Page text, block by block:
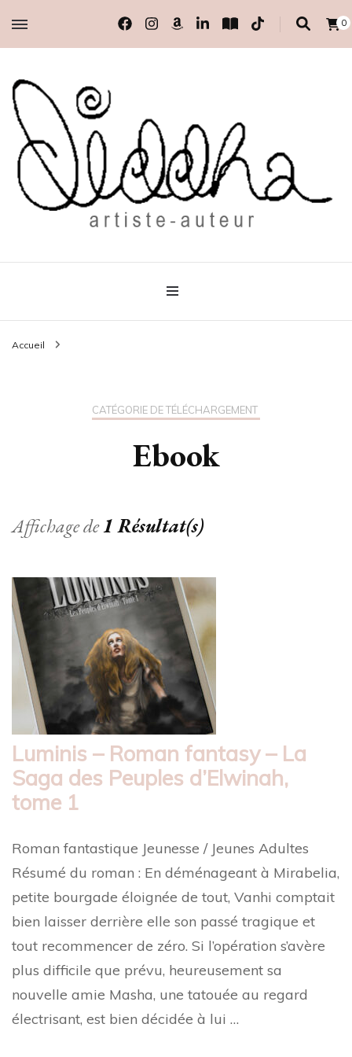
0
Diddha
Accueil
CATÉGORIE DE TÉLÉCHARGEMENT
Ebook
Affichage de1 Résultat(s)
Luminis – Roman fantasy – La
Saga des Peuples d’Elwinah,
tome 1
Roman fantastique Jeunesse / Jeunes Adultes
Résumé du roman : En déménageant à Mirabelia,
petite bourgade éloignée de tout, Vanhi comptait
bien laisser derrière elle son passé tragique et
tout recommencer de zéro. Si l’opération s’avère
plus difficile que prévu, heureusement sa
nouvelle amie Masha, une tatouée au regard
électrisant, est bien décidée à lui …